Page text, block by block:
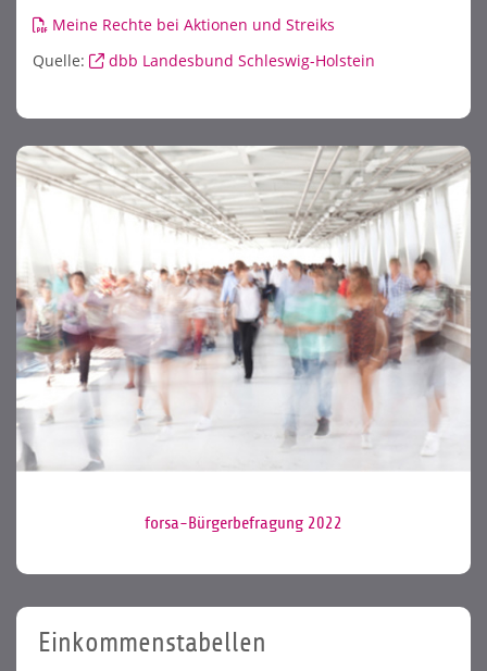
Meine Rechte bei Aktionen und Streiks
Quelle:
dbb Landesbund Schleswig-Holstein
forsa-Bürgerbefragung 2022
Einkommenstabellen